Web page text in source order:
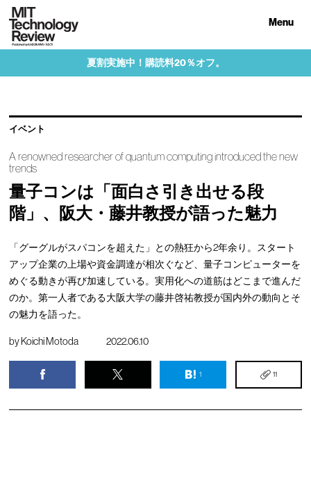
Menu
夏割実施中！購読料20％オフ。
イベント
A renowned researcher of quantum computing introduced the new
trends
量子コンは「面白さ引き出せる段
階」、阪大・藤井教授が語った魅力
「グーグルがスパコンを超えた」との熱狂から2年余り。スタート
アップ企業の上場や資金調達が相次ぐなど、量子コンピューターを
めぐる動きが再び加速している。実用化への道筋はどこまで進んだ
のか。第一人者である大阪大学の藤井啓祐教授が国内外の動向とそ
の魅力を語った。
byKoichi Motoda 2022.06.10
1 11